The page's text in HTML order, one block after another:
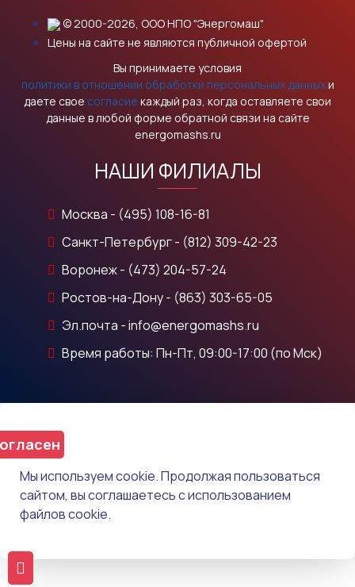
© 2000-2026, ООО НПО "Энергомаш".
Цены на сайте не являются публичной офертой
Вы принимаете условия
политики в отношении обработки персональных данныхи
даете свое согласие каждый раз, когда оставляете свои
данные в любой форме обратной связи на сайте
energomashs.ru
НАШИ ФИЛИАЛЫ
Москва - (495) 108-16-81
Санкт-Петербург - (812) 309-42-23
Воронеж - (473) 204-57-24
Ростов-на-Дону - (863) 303-65-05
Эл.почта - info@energomashs.ru
Время работы: Пн-Пт, 09:00-17:00 (по Мск)
Мы используем cookie. Продолжая пользоваться
сайтом, вы соглашаетесь с использованием
файлов cookie.